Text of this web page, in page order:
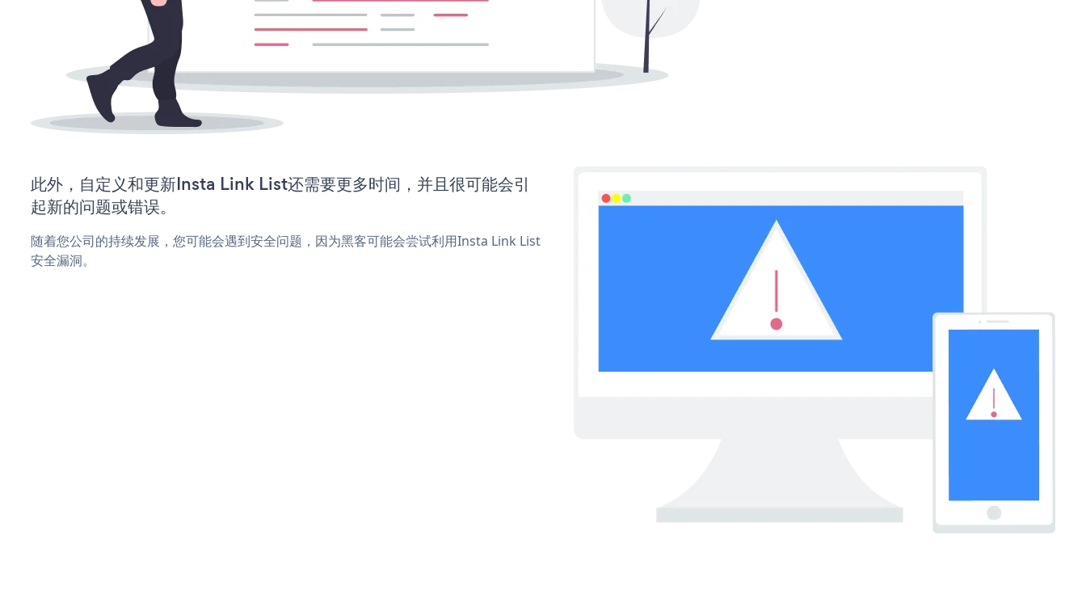
此外，自定义和更新Insta Link List还需要更多时间，并且很可能会引
起新的问题或错误。
随着您公司的持续发展，您可能会遇到安全问题，因为黑客可能会尝试利用Insta Link List
安全漏洞。